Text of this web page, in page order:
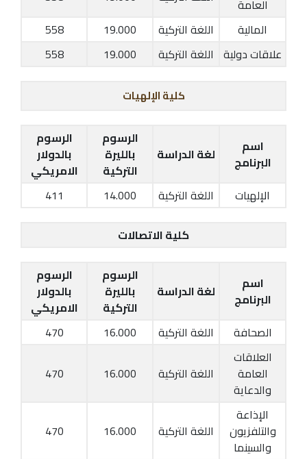
العامة
المالية
اللغة التركية 19.000
558
علاقات دولية اللغة التركية 19.000
558
كلية الإلهيات
اسم
البرنامج
لغة الدراسة
الرسوم
بالليرة
التركية
الرسوم
بالدولار
الامريكي
الإلهيات
اللغة التركية 14.000
411
كلية الاتصالات
اسم
البرنامج
لغة الدراسة
الرسوم
بالليرة
التركية
الرسوم
بالدولار
الامريكي
الصحافة
اللغة التركية 16.000
470
العلاقات
العامة
والدعاية
اللغة التركية 16.000
470
الإذاعة
والتلفزيون
والسينما
اللغة التركية 16.000
470